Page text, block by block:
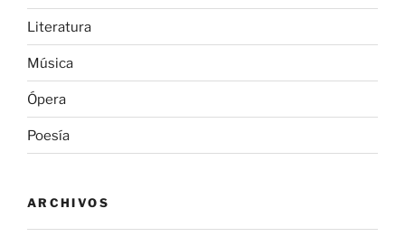
Literatura
Música
Ópera
Poesía
ARCHIVOS